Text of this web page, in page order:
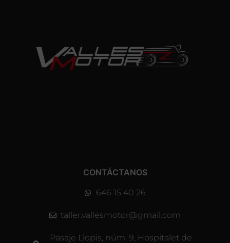
CONTÁCTANOS
646 15 40 26
taller.vallesmotor@gmail.com
Pasaje Llopis, núm. 9, Hospitalet de